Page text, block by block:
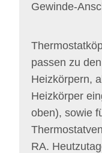
Gewinde-
passen zu
Heizkörpern,
Heizkörper
oben), sowie
RA.